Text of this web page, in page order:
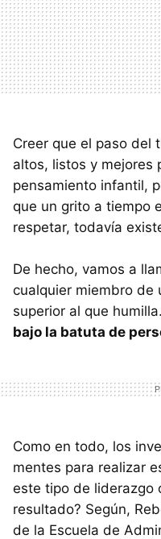
Creer que el paso del
altos, listos y mejores
pensamiento infantil,
que un grito a tiempo
respetar, todavía
De hecho, vamos a
cualquier miembro de
superior al que humilla.
bajo la batuta de
Como en todo, los
mentes para realizar
este tipo de liderazgo
resultado? Según,
de la Escuela de